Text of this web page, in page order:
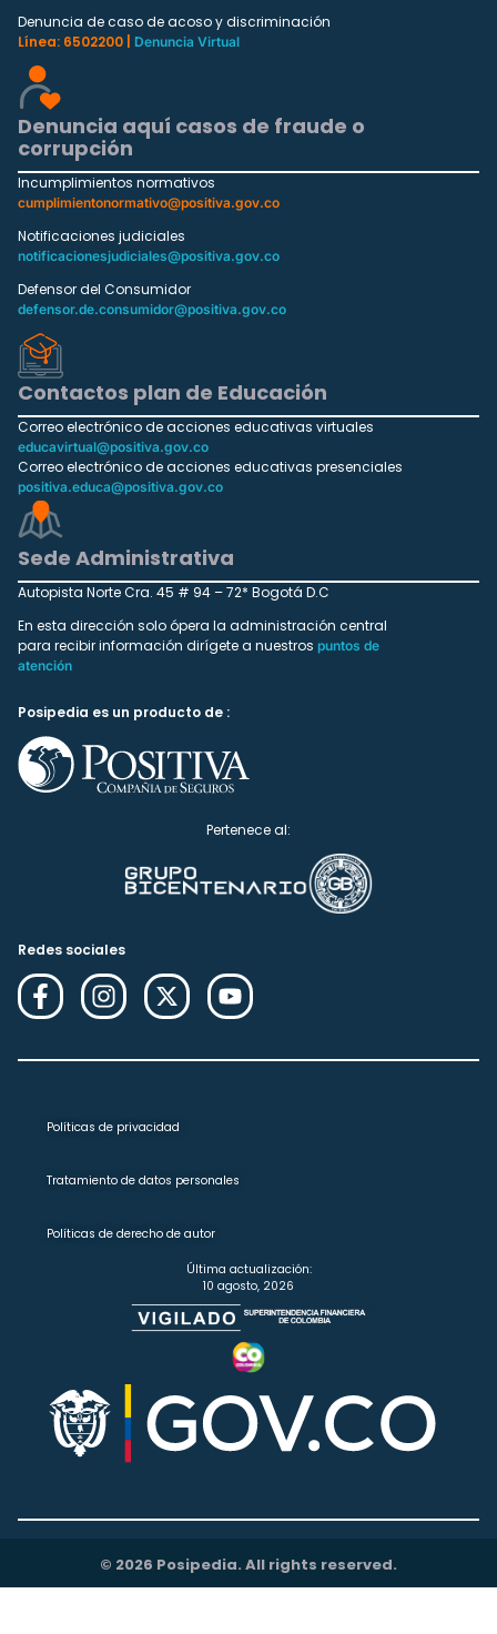
Denuncia de caso de acoso y discriminación
Línea: 6502200 |
Denuncia Virtual
Denuncia aquí casos de fraude o
corrupción
Incumplimientos normativos
cumplimientonormativo@positiva.gov.co
Notificaciones judiciales
notificacionesjudiciales@positiva.gov.co
Defensor del Consumidor
defensor.de.consumidor@positiva.gov.co
Contactos plan de Educación
Correo electrónico de acciones educativas virtuales
educavirtual@positiva.gov.co
Correo electrónico de acciones educativas presenciales
positiva.educa@positiva.gov.co
Sede Administrativa
Autopista Norte Cra. 45 # 94 – 72* Bogotá D.C
En esta dirección solo ópera la administración central
para recibir información dirígete a nuestros puntos de
atención
Posipedia es un producto de :
Pertenece al:
Redes sociales
Políticas de privacidad
Tratamiento de datos personales
Políticas de derecho de autor
Última actualización:
10 agosto, 2026
© 2026 Posipedia. All rights reserved.